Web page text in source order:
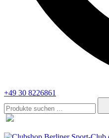
+49 30 8226861
nach: